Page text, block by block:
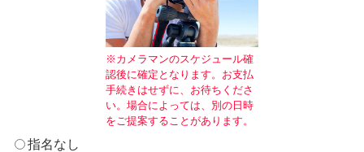
※カメラマンのスケジュール確
認後に確定となります。お支払
手続きはせずに、お待ちくださ
い。場合によっては、別の日時
をご提案することがあります。
指名なし